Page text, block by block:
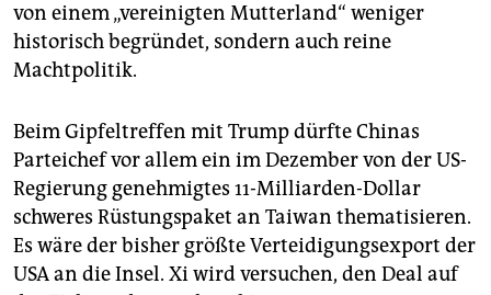
von einem „vereinigten Mutterland“ weniger
historisch begründet, sondern auch reine
Machtpolitik.
Beim Gipfeltreffen mit Trump dürfte Chinas
Parteichef vor allem ein im Dezember von der US-
Regierung genehmigtes 11-Milliarden-Dollar
schweres Rüstungspaket an Taiwan thematisieren.
Es wäre der bisher größte Verteidigungsexport der
USA an die Insel. Xi wird versuchen, den Deal auf